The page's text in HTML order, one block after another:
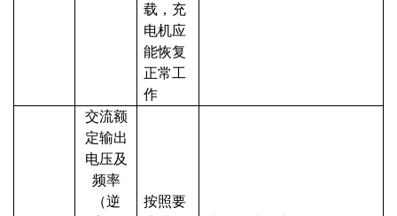
载，充
电机应
能恢复
正常工
作
交流额
定输出
电压及
频率
（逆
按照要